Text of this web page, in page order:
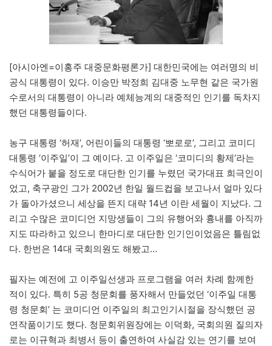
[아시아엔=이홍주 대중문화평론가] 대한민국에는 여러명의 비
공식 대통령이 있다. 이승만 박정희 김대중 노무현 같은 국가원
수로서의 대통령이 아니라 예체능계의 대중적인 인기를 독차지
했던 대통령들이다.
농구 대통령 ‘허재’, 어린이들의 대통령 ‘뽀로로’, 그리고 코미디
대통령 ‘이주일’이 그 예이다. 고 이주일은 ‘코미디의 황제’라는
수식어가 붙을 정도로 대단한 인기를 누렸던 국가대표 희극인이
었고, 축구광인 그가 2002년 한일 월드컵을 보고나서 얼마 있다
가 돌아가셨으니 세상을 뜬지 대략 14년 이란 세월이 지났다. 그
리고 수많은 코미디언 지망생들이 그의 유행어와 흉내를 아직까
지도 따라하고 있으니 한마디로 대단한 인기인이었음은 틀림없
다. 한번은 14대 국회의원도 해봤고…
필자는 예전에 고 이주일선생과 프로그램을 여러 차례 함께한
적이 있다. 특히 5공 청문회를 풍자해서 만들었던 ‘이주일 대통
령 청문회’ 는 코미디언 이주일의 최고인기시절을 장식했던 공
연작품이기도 했다. 청문회위원장에는 이덕화, 국회의원 질의자
로는 이규혁과 최병서 등이 출연하여 사실감 있는 연기를 보여